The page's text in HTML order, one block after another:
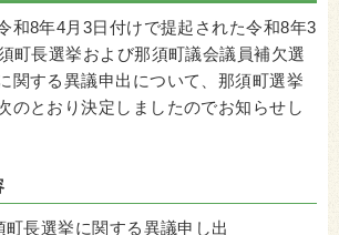
和8年4月3日付けで提起された令和8年3
町長選挙および那須町議会議員補欠選
関する異議申出について、那須町選挙
のとおり決定しましたのでお知らせし
町長選挙に関する異議申し出